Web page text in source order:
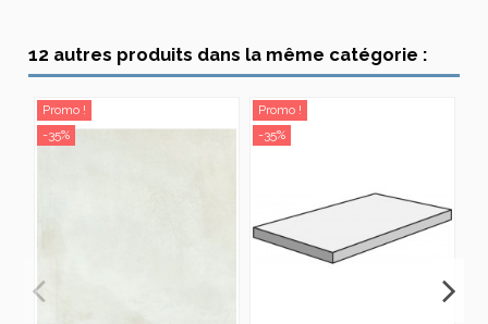
12 autres produits dans la même catégorie :
Promo !
-35%
Promo !
-35%